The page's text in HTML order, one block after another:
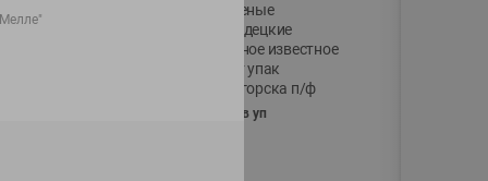
Известное 99%
копченые
Молодецкие
Местное известное
20 шт упак
Солигорска п/ф
20шт в уп